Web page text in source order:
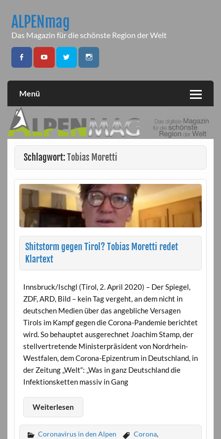
contentALPENmag
Das Magazin für die schönste Region der Welt
Menü
Schlagwort:Tobias Moretti
Shitstorm gegen Tirol? Tobias Moretti redet
Klartext
Innsbruck/Ischgl (Tirol, 2. April 2020) – Der Spiegel,
ZDF, ARD, Bild – kein Tag vergeht, an dem nicht in
deutschen Medien über das angebliche Versagen
Tirols im Kampf gegen die Corona-Pandemie berichtet
wird. So behauptet ausgerechnet Joachim Stamp, der
stellvertretende Ministerpräsident von Nordrhein-
Westfalen, dem Corona-Epizentrum in Deutschland, in
der Zeitung „Welt“: „Was in ganz Deutschland die
Infektionsketten massiv in Gang
Weiterlesen
Coronavirus in den Alpen Corona,